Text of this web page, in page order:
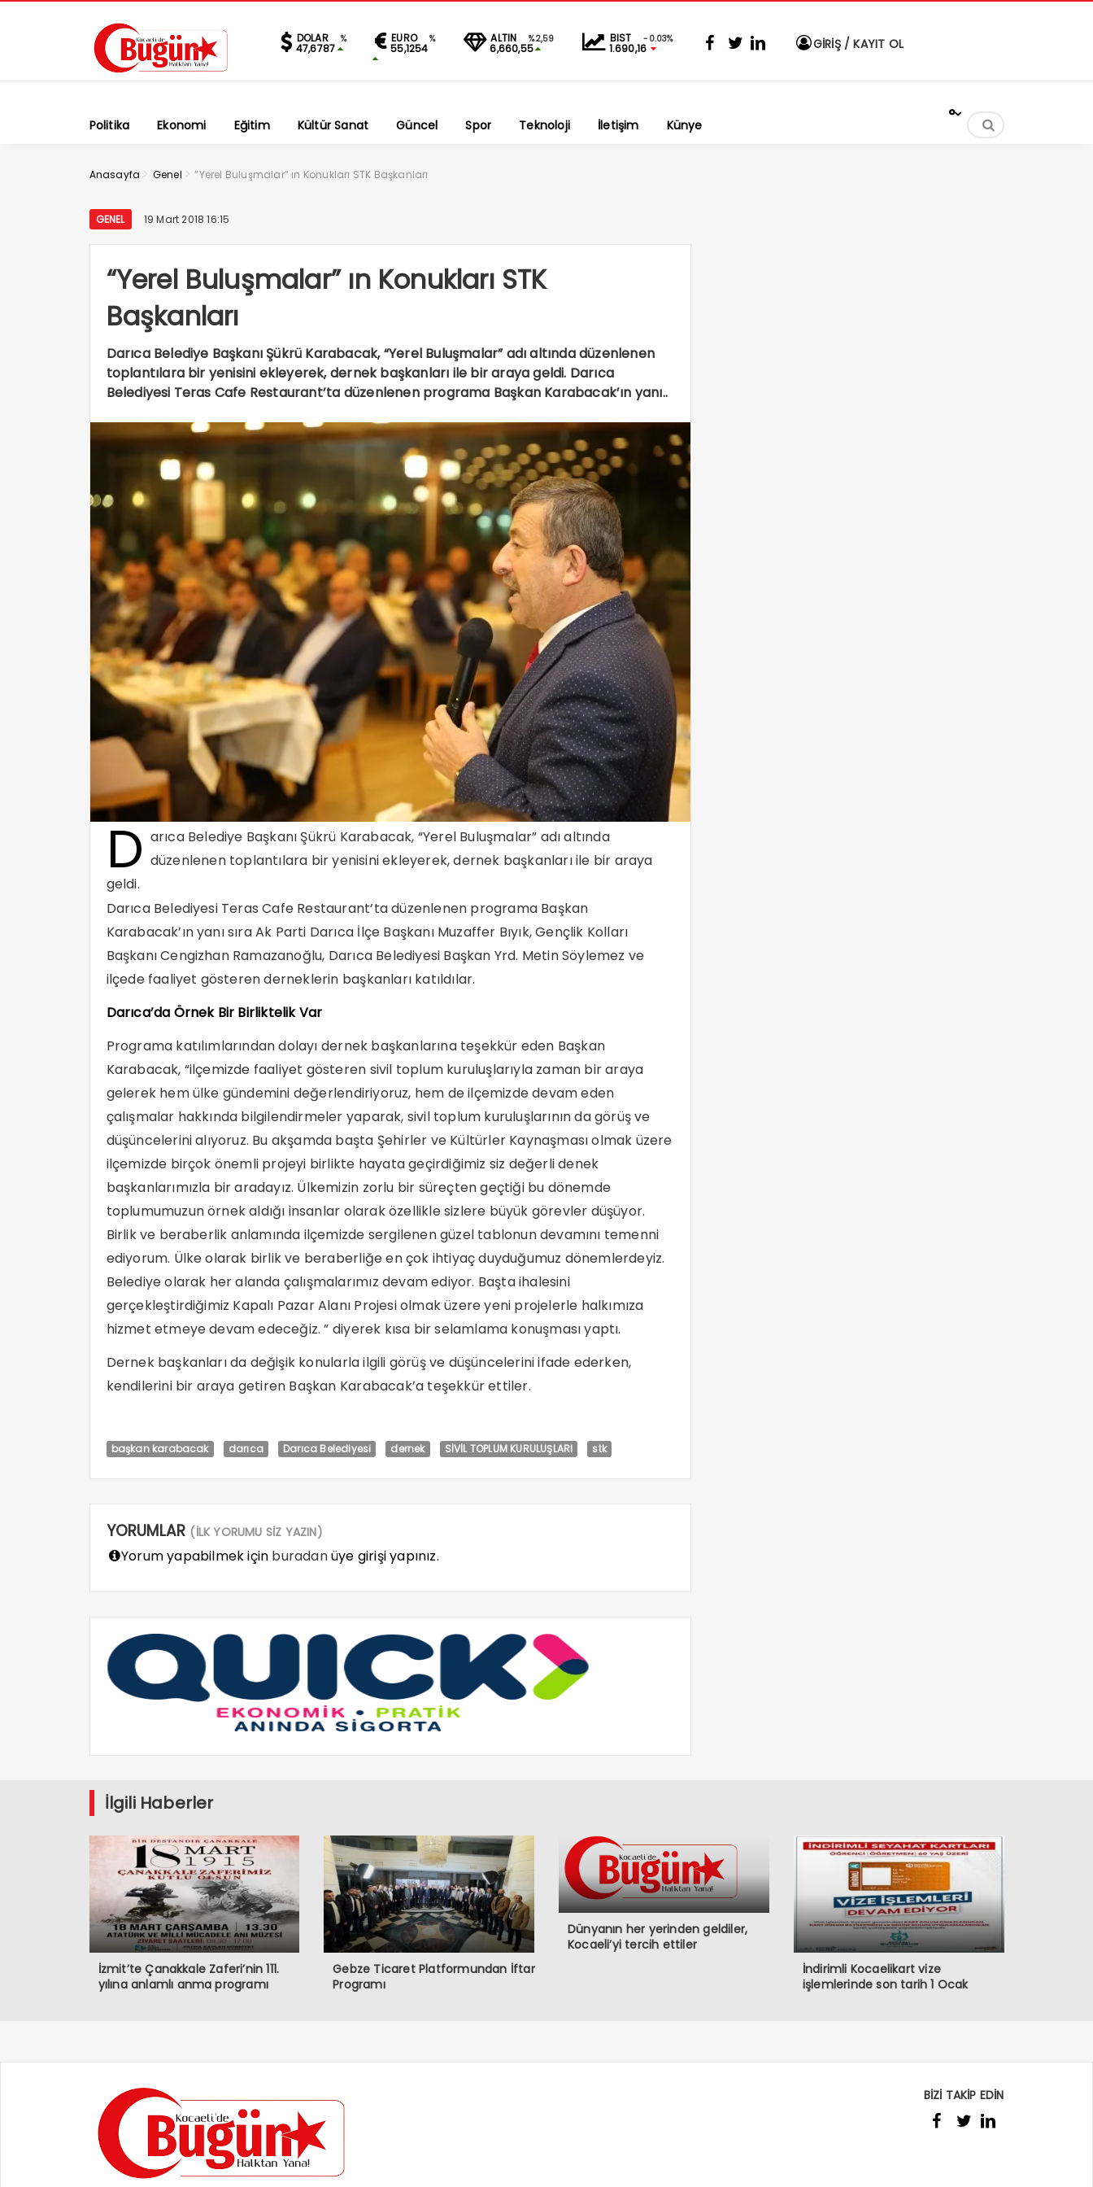
DOLAR %
47,6787
EURO %
55,1254
ALTIN %2,59
6,660,55
BIST -0.03%
1.690,16 GİRİŞ / KAYIT OL
Politika Ekonomi Eğitim Kültür Sanat Güncel Spor Teknoloji İletişim Künye
°
Anasayfa > Genel >“Yerel Buluşmalar” ın Konukları STK Başkanları
GENEL 19 Mart 2018 16:15
“Yerel Buluşmalar” ın Konukları STK
Başkanları
Darıca Belediye Başkanı Şükrü Karabacak, “Yerel Buluşmalar” adı altında düzenlenen
toplantılara bir yenisini ekleyerek, dernek başkanları ile bir araya geldi. Darıca
Belediyesi Teras Cafe Restaurant’ta düzenlenen programa Başkan Karabacak’ın yanı..
D arıca Belediye Başkanı Şükrü Karabacak, “Yerel Buluşmalar” adı altında
düzenlenen toplantılara bir yenisini ekleyerek, dernek başkanları ile bir araya
geldi.
Darıca Belediyesi Teras Cafe Restaurant’ta düzenlenen programa Başkan
Karabacak’ın yanı sıra Ak Parti Darıca İlçe Başkanı Muzaffer Bıyık, Gençlik Kolları
Başkanı Cengizhan Ramazanoğlu, Darıca Belediyesi Başkan Yrd. Metin Söylemez ve
ilçede faaliyet gösteren derneklerin başkanları katıldılar.
Darıca’da Örnek Bir Birliktelik Var
Programa katılımlarından dolayı dernek başkanlarına teşekkür eden Başkan
Karabacak, “ilçemizde faaliyet gösteren sivil toplum kuruluşlarıyla zaman bir araya
gelerek hem ülke gündemini değerlendiriyoruz, hem de ilçemizde devam eden
çalışmalar hakkında bilgilendirmeler yaparak, sivil toplum kuruluşlarının da görüş ve
düşüncelerini alıyoruz. Bu akşamda başta Şehirler ve Kültürler Kaynaşması olmak üzere
ilçemizde birçok önemli projeyi birlikte hayata geçirdiğimiz siz değerli denek
başkanlarımızla bir aradayız. Ülkemizin zorlu bir süreçten geçtiği bu dönemde
toplumumuzun örnek aldığı insanlar olarak özellikle sizlere büyük görevler düşüyor.
Birlik ve beraberlik anlamında ilçemizde sergilenen güzel tablonun devamını temenni
ediyorum. Ülke olarak birlik ve beraberliğe en çok ihtiyaç duyduğumuz dönemlerdeyiz.
Belediye olarak her alanda çalışmalarımız devam ediyor. Başta ihalesini
gerçekleştirdiğimiz Kapalı Pazar Alanı Projesi olmak üzere yeni projelerle halkımıza
hizmet etmeye devam edeceğiz. ” diyerek kısa bir selamlama konuşması yaptı.
Dernek başkanları da değişik konularla ilgili görüş ve düşüncelerini ifade ederken,
kendilerini bir araya getiren Başkan Karabacak’a teşekkür ettiler.
başkan karabacak darıca Darıca Belediyesi dernek SİVİL TOPLUM KURULUŞLARI stk
YORUMLAR (İLK YORUMU SİZ YAZIN)
Yorum yapabilmek için buradanüye girişi yapınız.
İlgili Haberler
İzmit’te Çanakkale Zaferi’nin 111.
yılına anlamlı anma programı
Gebze Ticaret Platformundan İftar
Programı
Dünyanın her yerinden geldiler,
Kocaeli’yi tercih ettiler
İndirimli Kocaelikart vize
işlemlerinde son tarih 1 Ocak
BİZİ TAKİP EDİN